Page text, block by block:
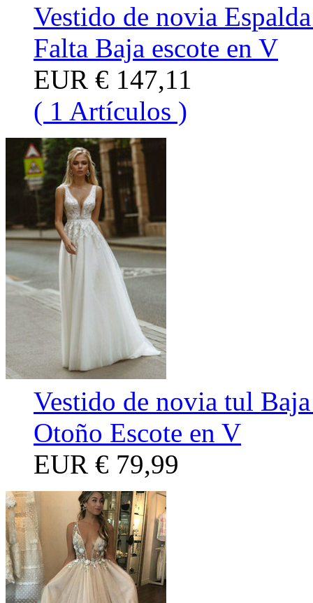
Vestido de novia
Falta Baja escote en V
EUR € 147,11
( 1 Artículos )
Vestido de novia tul
Otoño Escote en V
EUR € 79,99